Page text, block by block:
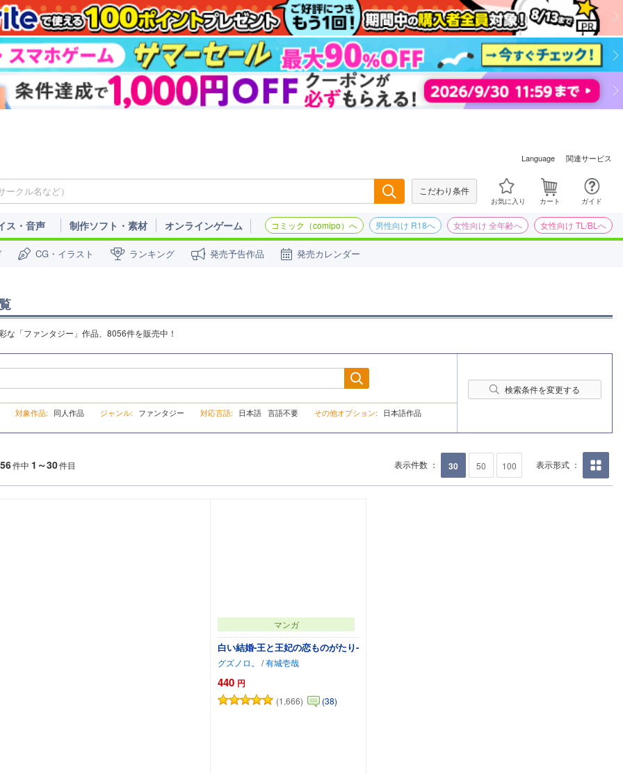
Language 関連サービス
こだわり条件
お気に入り カート ガイド
ス・音声 制作ソフト・素材 オンラインゲーム コミック（comipo）へ 男性向け R18へ 女性向け 全年齢へ 女性向け TL/BLへ
CG・イラスト ランキング 発売予告作品 発売カレンダー
「ファンタジー」作品、8056件を販売中！
索
検索条件を変更する
対象作品: 同人作品 ジャンル: ファンタジー 対応言語: 日本語 言語不要 その他オプション:
日本語作品
件中 1～30件目
表示形式 ：
画像の
30 50 100
表示件数 ：
マンガ
白い結婚‐王と王妃の恋ものがたり‐
グズノロ。 /有城壱哉
440 円
(1,666) (38)